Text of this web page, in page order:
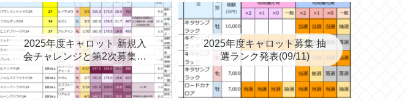
2025年度キャロット 新規入
会チャレンジと第2次募集を
考える
2025年度キャロット募集 抽
選ランク発表(09/11)